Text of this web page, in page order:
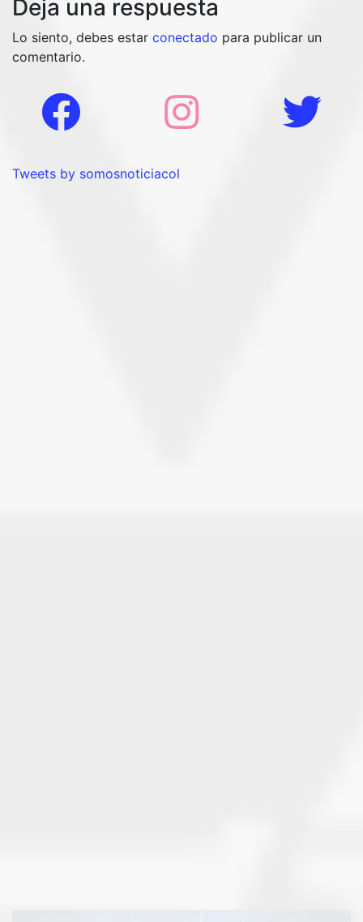
Deja una respuesta
Lo siento, debes estar conectado para publicar un
comentario.
Tweets by somosnoticiacol